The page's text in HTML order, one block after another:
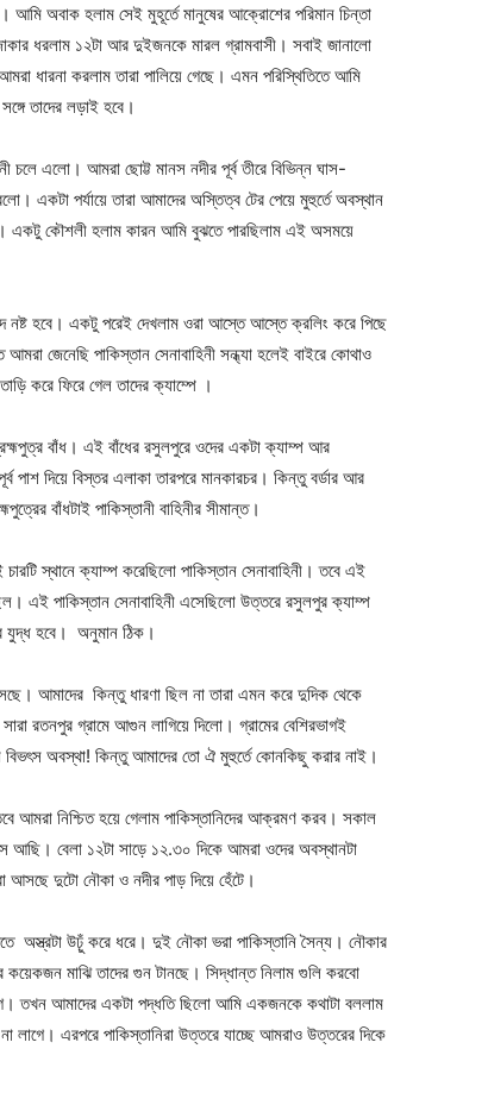
Company
About
Contact us
Subscription Plans
অবাক হলাম সেই মুহূর্তে মানুষের আক্রোশের পরিমান চিন্তা
ধরলাম ১২টা আর দুইজনকে মারল গ্রামবাসী। সবাই জানালো
ধারনা করলাম তারা পালিয়ে গেছে। এমন পরিস্থিতিতে আমি
তাদের লড়াই হবে।
চলে এলো। আমরা ছোট্ট মানস নদীর পূর্ব তীরে বিভিন্ন ঘাস-
একটা পর্যায়ে তারা আমাদের অস্তিত্ব টের পেয়ে মুহুর্তে অবস্থান
একটু কৌশলী হলাম কারন আমি বুঝতে পারছিলাম এই অসময়ে
নষ্ট হবে। একটু পরেই দেখলাম ওরা আস্তে আস্তে ক্রলিং করে পিছে
জেনেছি পাকিস্তান সেনাবাহিনী সন্ধ্যা হলেই বাইরে কোথাও
করে ফিরে গেল তাদের ক্যাম্পে ।
বাঁধ। এই বাঁধের রসুলপুরে ওদের একটা ক্যাম্প আর
পাশ দিয়ে বিস্তর এলাকা তারপরে মানকারচর। কিন্তু বর্ডার আর
বাঁধটাই পাকিস্তানী বাহিনীর সীমান্ত।
স্থানে ক্যাম্প করেছিলো পাকিস্তান সেনাবাহিনী। তবে এই
এই পাকিস্তান সেনাবাহিনী এসেছিলো উত্তরে রসুলপুর ক্যাম্প
যুদ্ধ হবে। অনুমান ঠিক।
আমাদের কিন্তু ধারণা ছিল না তারা এমন করে দুদিক থেকে
রতনপুর গ্রামে আগুন লাগিয়ে দিলো। গ্রামের বেশিরভাগই
অবস্থা! কিন্তু আমাদের তো ঐ মুহুর্তে কোনকিছু করার নাই।
নিশ্চিত হয়ে গেলাম পাকিস্তানিদের আক্রমণ করব। সকাল
আছি। বেলা ১২টা সাড়ে ১২.৩০ দিকে আমরা ওদের অবস্থানটা
আসছে দুটো নৌকা ও নদীর পাড় দিয়ে হেঁটে।
অস্ত্রটা উঢ়ুঁ করে ধরে। দুই নৌকা ভরা পাকিস্তানি সৈন্য। নৌকার
কয়েকজন মাঝি তাদের গুন টানছে। সিদ্ধান্ত নিলাম গুলি করবো
তখন আমাদের একটা পদ্ধতি ছিলো আমি একজনকে কথাটা বললাম
লাগে। এরপরে পাকিস্তানিরা উত্তরে যাচ্ছে আমরাও উত্তরের দিকে